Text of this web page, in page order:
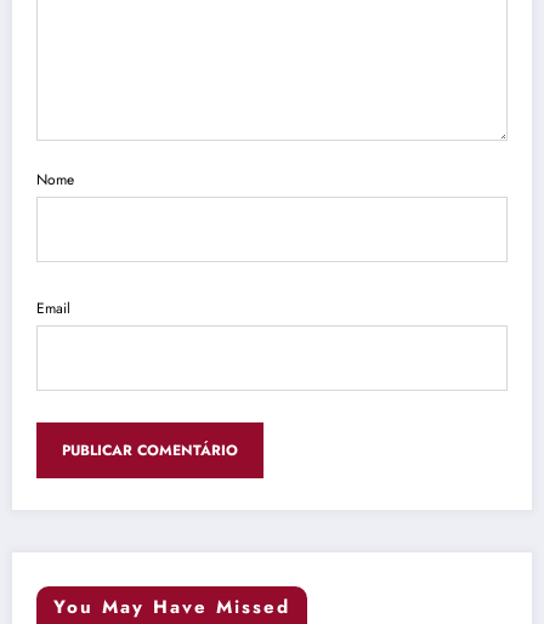
Nome
Email
You May Have Missed